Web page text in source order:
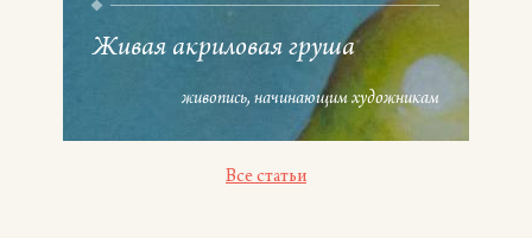
Живая акриловая груша
живопись начинающим художникам
Все статьи